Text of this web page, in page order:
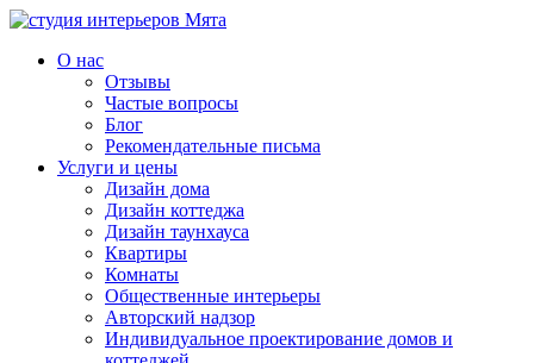
О нас
Отзывы
Частые вопросы
Блог
Рекомендательные письма
Услуги и цены
Дизайн дома
Дизайн коттеджа
Дизайн таунхауса
Квартиры
Комнаты
Общественные интерьеры
Авторский надзор
Индивидуальное проектирование домов и